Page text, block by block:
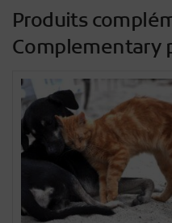
Produits
Complementary